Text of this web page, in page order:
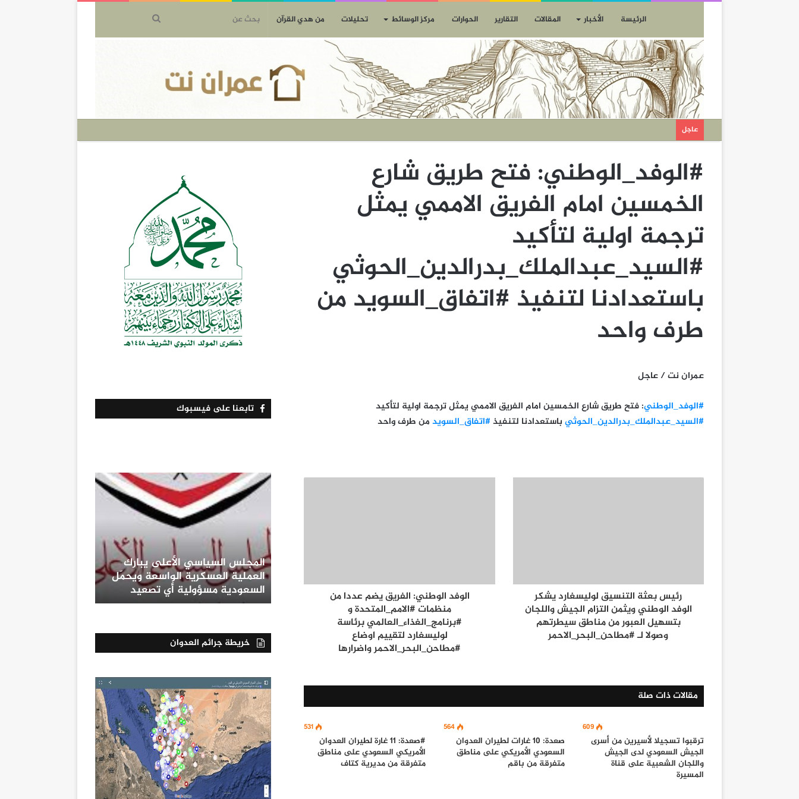
الرئيسة الأخبار المقالات التقارير الحوارات مركز الوسائط تحليلات من هدي القرآن
عاجل
#الوفد_الوطني: فتح طريق شارع
الخمسين امام الفريق الاممي يمثل
ترجمة اولية لتأكيد
#السيد_عبدالملك_بدرالدين_الحوثي
باستعدادنا لتنفيذ #اتفاق_السويد من
طرف واحد
عمران نت / عاجل
#الوفد_الوطني: فتح طريق شارع الخمسين امام الفريق الاممي يمثل ترجمة اولية لتأكيد
#السيد_عبدالملك_بدرالدين_الحوثي باستعدادنا لتنفيذ #اتفاق_السويد من طرف واحد
رئيس بعثة التنسيق لوليسغارد يشكر
الوفد الوطني ويثمن التزام الجيش واللجان
بتسهيل العبور من مناطق سيطرتهم
وصولا لـ #مطاحن_البحر_الاحمر
الوفد الوطني: الفريق يضم عددا من
منظمات #الامم_المتحدة و
#برنامج_الغذاء_العالمي برئاسة
لوليسغارد لتقييم اوضاع
#مطاحن_البحر_الاحمر واضرارها
مقالات ذات صلة
609
ترقبوا تسجيلا لأسيرين من أسرى
الجيش السعودي لدى الجيش
واللجان الشعبية على قناة
المسيرة
564
صعدة: 10 غارات لطيران العدوان
السعودي الأمريكي على مناطق
متفرقة من باقم
531
#صعدة: 11 غارة لطيران العدوان
الأمريكي السعودي على مناطق
متفرقة من مديرية كتاف
تابعنا على فيسبوك
المجلس السياسي الأعلى يبارك
العملية العسكرية الواسعة ويحمّل
السعودية مسؤولية أي تصعيد
خريطة جرائم العدوان